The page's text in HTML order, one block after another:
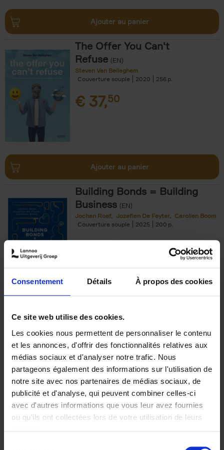
Consentement Détails À propos des cookies
Ce site web utilise des cookies.
Les cookies nous permettent de personnaliser le contenu
et les annonces, d'offrir des fonctionnalités relatives aux
médias sociaux et d'analyser notre trafic. Nous
partageons également des informations sur l'utilisation de
notre site avec nos partenaires de médias sociaux, de
publicité et d'analyse, qui peuvent combiner celles-ci
avec d'autres informations que vous leur avez fournies
ou qu'ils ont collectées lors de votre utilisation de leurs
Ajouter au panier
The Offer You Can't
Refuse (EN)
Steven Van Belleghem
Couverture souple
2020 256
€ 37,50
Ajouter au panier
Building Bonds = Building
Business (EN)
Jochen Roef Jozefien De Feyter
Carolien Boom
Couverture souple
2025 200
€29,99
Optichannel Retail. Beyond
the Digital Hysteria
Gino Van Ossel
Autre finition
2019 350
€29,99